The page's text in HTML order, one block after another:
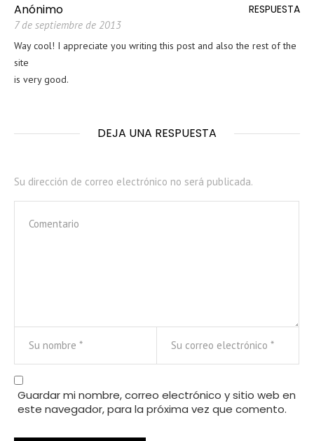
RESPUESTA
Anónimo
7 de septiembre de 2013
Way cool! I appreciate you writing this post and also the rest of the
site
is very good.
DEJA UNA RESPUESTA
Su dirección de correo electrónico no será publicada.
Guardar mi nombre, correo electrónico y sitio web en
este navegador, para la próxima vez que comento.